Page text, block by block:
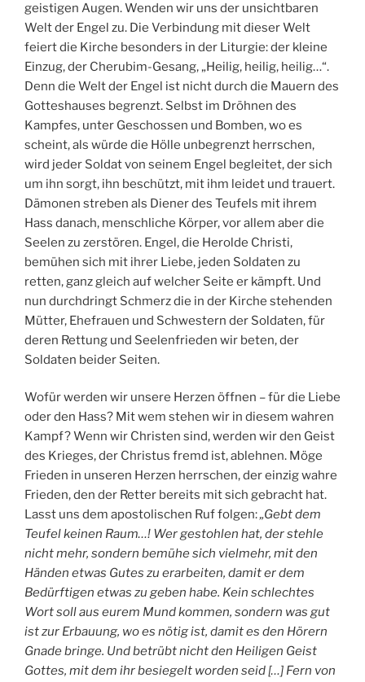
geistigen Augen. Wenden wir uns der unsichtbaren
Welt der Engel zu. Die Verbindung mit dieser Welt
feiert die Kirche besonders in der Liturgie: der kleine
Einzug, der Cherubim-Gesang, „Heilig, heilig, heilig…“.
Denn die Welt der Engel ist nicht durch die Mauern des
Gotteshauses begrenzt. Selbst im Dröhnen des
Kampfes, unter Geschossen und Bomben, wo es
scheint, als würde die Hölle unbegrenzt herrschen,
wird jeder Soldat von seinem Engel begleitet, der sich
um ihn sorgt, ihn beschützt, mit ihm leidet und trauert.
Dämonen streben als Diener des Teufels mit ihrem
Hass danach, menschliche Körper, vor allem aber die
Seelen zu zerstören. Engel, die Herolde Christi,
bemühen sich mit ihrer Liebe, jeden Soldaten zu
retten, ganz gleich auf welcher Seite er kämpft. Und
nun durchdringt Schmerz die in der Kirche stehenden
Mütter, Ehefrauen und Schwestern der Soldaten, für
deren Rettung und Seelenfrieden wir beten, der
Soldaten beider Seiten.
Wofür werden wir unsere Herzen öffnen – für die Liebe
oder den Hass? Mit wem stehen wir in diesem wahren
Kampf? Wenn wir Christen sind, werden wir den Geist
des Krieges, der Christus fremd ist, ablehnen. Möge
Frieden in unseren Herzen herrschen, der einzig wahre
Frieden, den der Retter bereits mit sich gebracht hat.
Lasst uns dem apostolischen Ruf folgen:„Gebt dem
Teufel keinen Raum…! Wer gestohlen hat, der stehle
nicht mehr, sondern bemühe sich vielmehr, mit den
Händen etwas Gutes zu erarbeiten, damit er dem
Bedürftigen etwas zu geben habe. Kein schlechtes
Wort soll aus eurem Mund kommen, sondern was gut
ist zur Erbauung, wo es nötig ist, damit es den Hörern
Gnade bringe. Und betrübt nicht den Heiligen Geist
Gottes, mit dem ihr besiegelt worden seid […] Fern von